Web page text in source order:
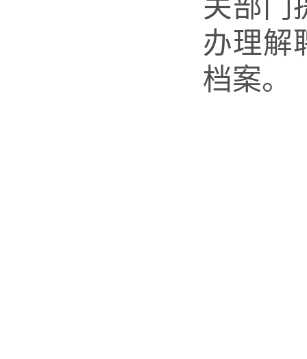
关部门
办理解
档案。